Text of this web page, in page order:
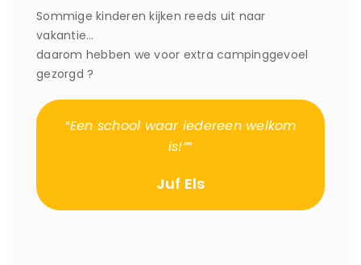
Sommige kinderen kijken reeds uit naar
vakantie…
daarom hebben we voor extra campinggevoel
gezorgd ?
“Een school waar iedereen welkom
is!””
Juf Els